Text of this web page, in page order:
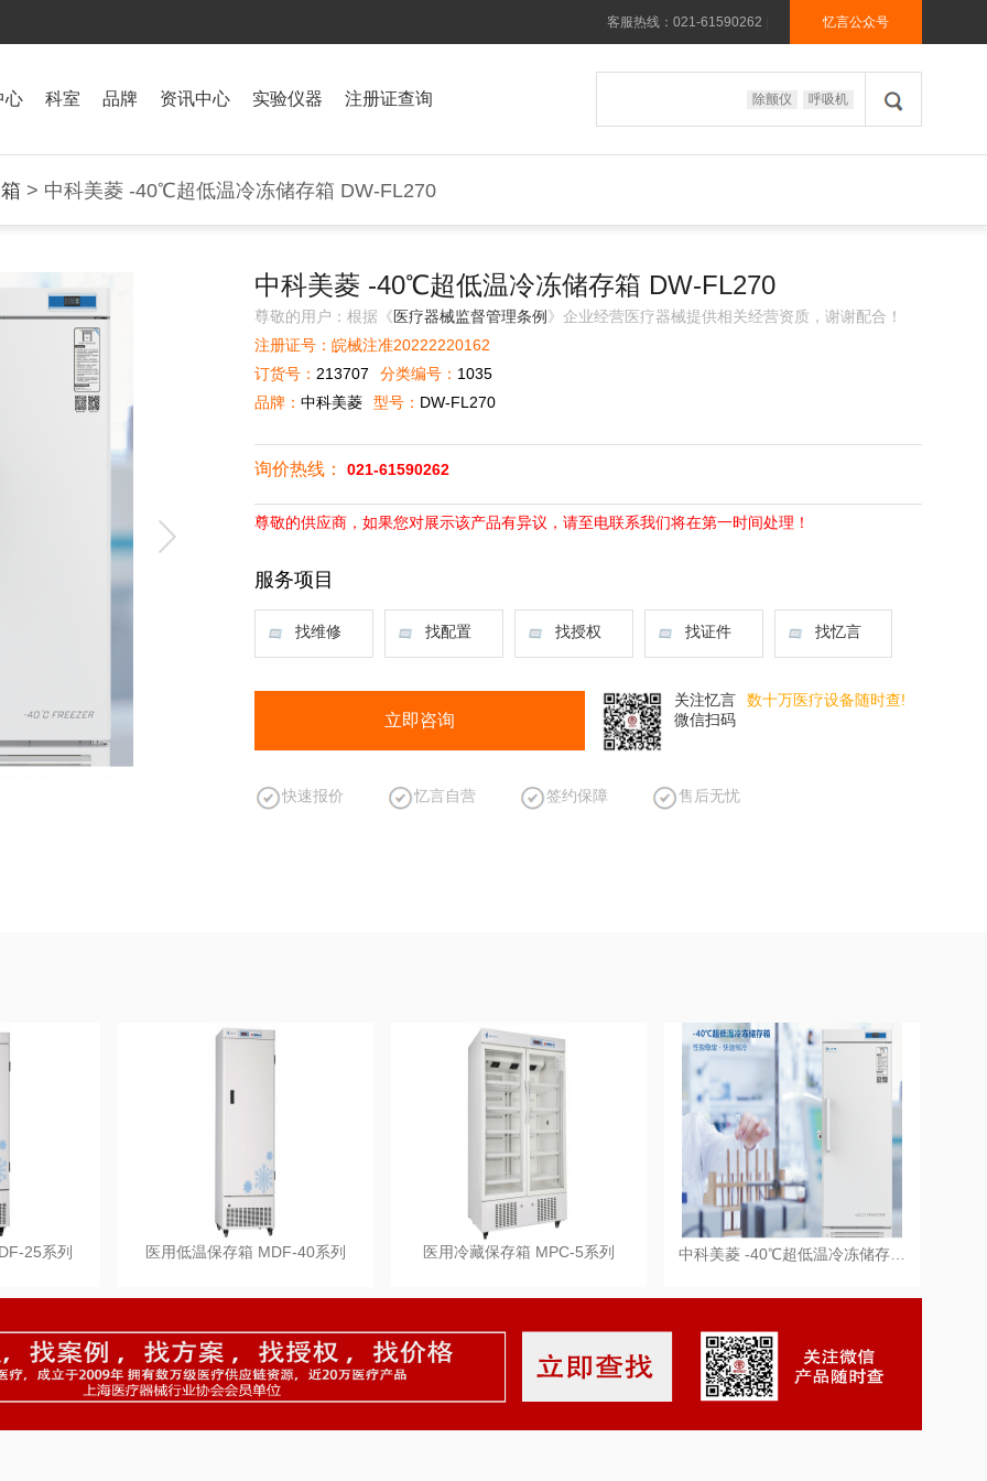
客服热线：021-61590262 忆言公众号
心 科室 品牌 资讯中心 实验仪器 注册证查询 除颤仪 呼吸机
> 中科美菱 -40℃超低温冷冻储存箱 DW-FL270
中科美菱 -40℃超低温冷冻储存箱 DW-FL270
尊敬的用户：根据《医疗器械监督管理条例 》企业经营医疗器械提供相关经营资质，谢谢配合！
注册证号：皖械注准20222220162
订货号： 213707 分类编号： 1035
品牌： 中科美菱 型号： DW-FL270
询价热线： 021-61590262
尊敬的供应商，如果您对展示该产品有异议，请至电联系我们将在第一时间处理！
服务项目
找维修 找配置 找授权 找证件 找忆言
立即咨询
关注忆言
微信扫码
数十万医疗设备随时查!
快速报价 忆言自营 签约保障 售后无忧
25系列 医用低温保存箱 MDF-40系列 医用冷藏保存箱 MPC-5系列 中科美菱 -40℃超低温冷冻储存…